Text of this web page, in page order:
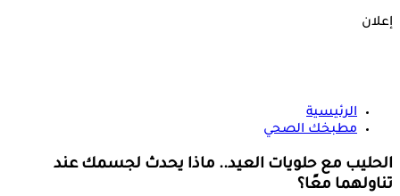
إعلان
الرئيسية
مطبخك الصحي
الحليب مع حلويات العيد.. ماذا يحدث لجسمك عند
تناولهما معًا؟